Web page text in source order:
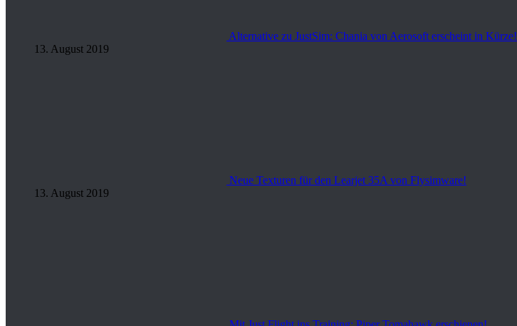
Alternative zu JustSim: Chania von Aerosoft erscheint in Kürze!
13. August 2019
Neue Texturen für den Learjet 35A von Flysimware!
13. August 2019